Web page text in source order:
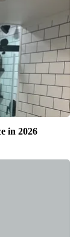
in 2026